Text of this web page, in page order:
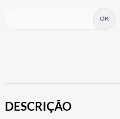
DESCRIÇÃO